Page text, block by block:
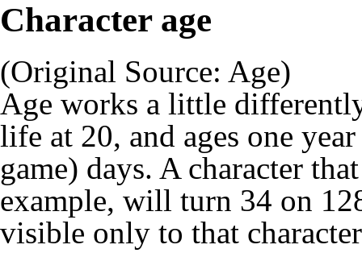
Character age
(Original Source: Age)
Age works a little
life at 20, and ages one
game) days. A character
example, will turn 34 on
visible only to that